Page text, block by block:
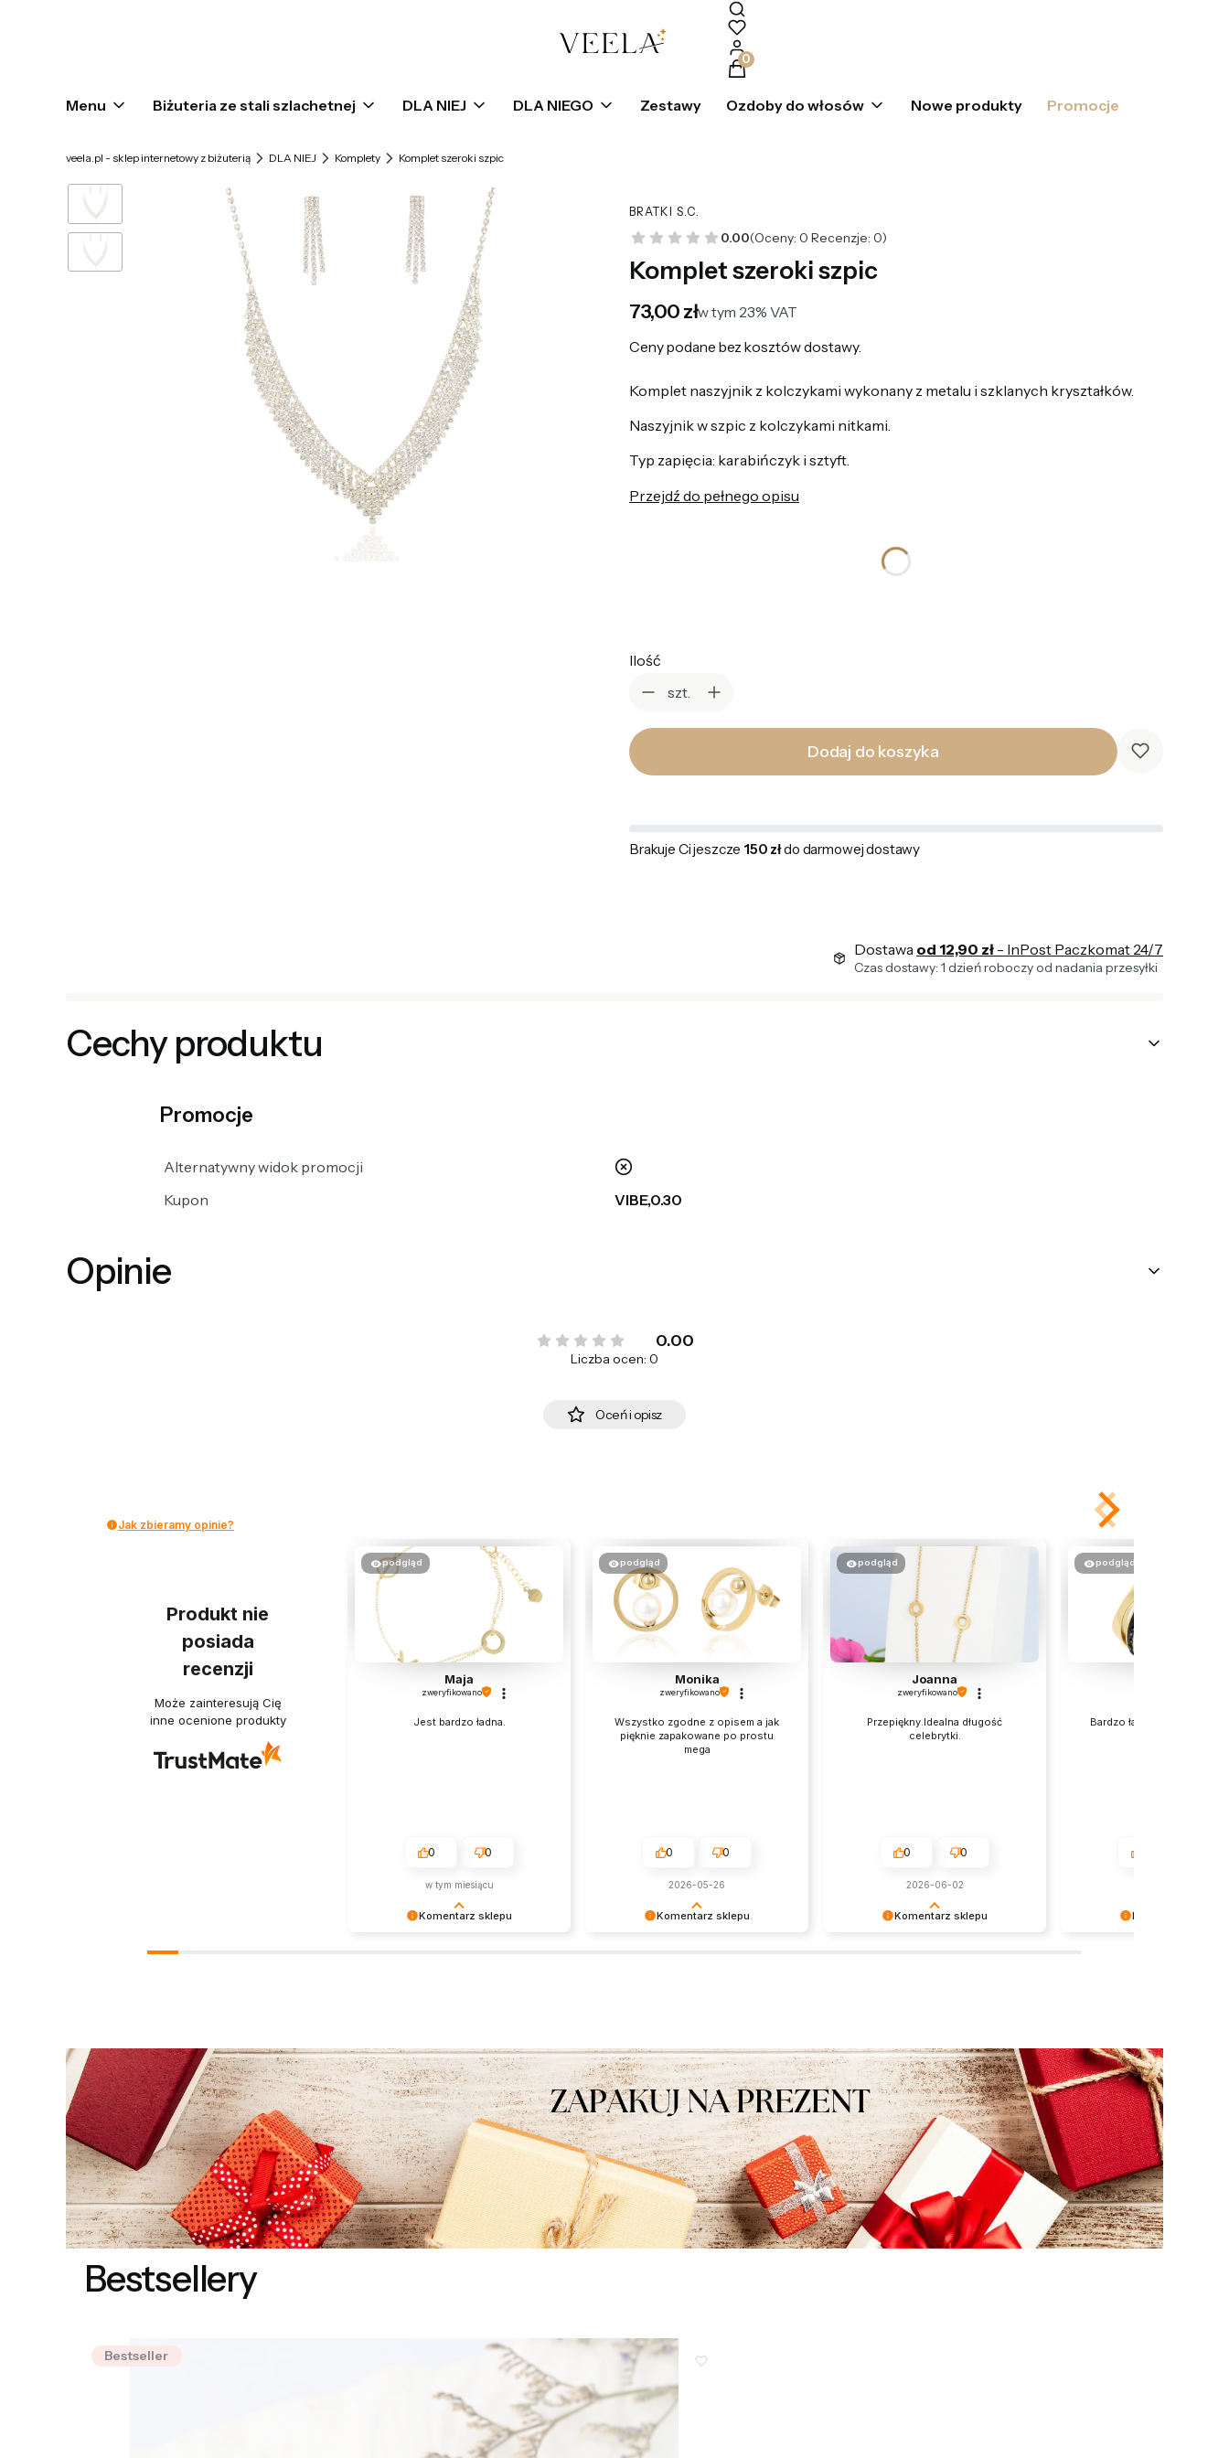
Produkty w koszyku: 0. Zobacz szczegóły
Menu Biżuteria ze stali szlachetnej DLA NIEJ DLA NIEGO Zestawy Ozdoby do włosów Nowe produkty Promocje
veela.pl - sklep internetowy z biżuterią DLA NIEJ Komplety Komplet szeroki szpic
BRATKI S.C.
0.00(Oceny: 0 Recenzje: 0)
Komplet szeroki szpic
Cena
73,00 złw tym 23% VAT
w tym 23% VAT
Ceny podane bez kosztów dostawy.
Komplet naszyjnik z kolczykami wykonany z metalu i szklanych kryształków.
Naszyjnik w szpic z kolczykami nitkami.
Typ zapięcia: karabińczyk i sztyft.
Przejdź do pełnego opisu
Ilość
szt.
Dodaj do koszyka
Brakuje Ci jeszcze 150 złdo darmowej dostawy
Dostawa od 12,90 zł - InPost Paczkomat 24/7
Czas dostawy: 1 dzień roboczy od nadania przesyłki
Cechy produktu
Promocje
Alternatywny widok promocji
nie
Kupon
VIBE,0.30
Opinie
0.00
Liczba ocen: 0
Oceń i opisz
Jak zbieramy opinie?
Produkt nie
posiada
recenzji
Może zainteresują Cię
inne ocenione produkty
Komentarz sklepu
podgląd
Maja
zweryfikowano
Jest bardzo ładna.
0 0
w tym miesiącu
Komentarz sklepu
podgląd
Monika
zweryfikowano
Wszystko zgodne z opisem a jak
pięknie zapakowane po prostu
mega
0 0
2026-05-26
Komentarz sklepu
podgląd
Joanna
zweryfikowano
Przepiękny.Idealna długość
celebrytki.
0 0
2026-06-02
Komentarz sklepu
podgląd
Bardzo ładnie wyglądają na
Bestsellery
Bestseller